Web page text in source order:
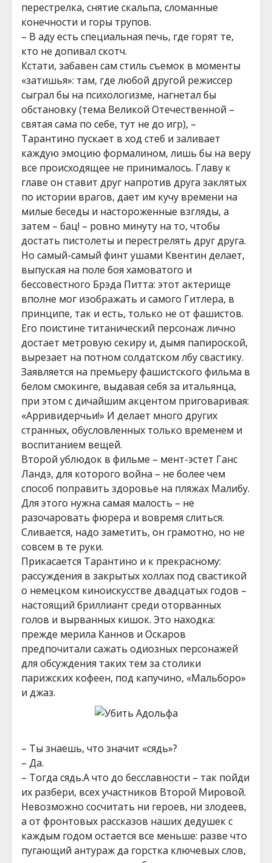
перестрелка, снятие скальпа, сломанные
конечности и горы трупов.
– В аду есть специальная печь, где горят те,
кто не допивал скотч.
Кстати, забавен сам стиль съемок в моменты
«затишья»: там, где любой другой режиссер
сыграл бы на психологизме, нагнетал бы
обстановку (тема Великой Отечественной –
святая сама по себе, тут не до игр), –
Тарантино пускает в ход стеб и заливает
каждую эмоцию формалином, лишь бы на веру
все происходящее не принималось. Главу к
главе он ставит друг напротив друга заклятых
по истории врагов, дает им кучу времени на
милые беседы и настороженные взгляды, а
затем – бац! – ровно минуту на то, чтобы
достать пистолеты и перестрелять друг друга.
Но самый-самый финт ушами Квентин делает,
выпуская на поле боя хамоватого и
бессовестного Брэда Питта: этот актерище
вполне мог изображать и самого Гитлера, в
принципе, так и есть, только не от фашистов.
Его поистине титанический персонаж лично
достает метровую секиру и, дымя папироской,
вырезает на потном солдатском лбу свастику.
Заявляется на премьеру фашистского фильма в
белом смокинге, выдавая себя за итальянца,
при этом с дичайшим акцентом приговаривая:
«Арривидерчьи!» И делает много других
странных, обусловленных только временем и
воспитанием вещей.
Второй ублюдок в фильме – мент-эстет Ганс
Ландэ, для которого война – не более чем
способ поправить здоровье на пляжах Малибу.
Для этого нужна самая малость – не
разочаровать фюрера и вовремя слиться.
Сливается, надо заметить, он грамотно, но не
совсем в те руки.
Прикасается Тарантино и к прекрасному:
рассуждения в закрытых холлах под свастикой
о немецком киноискусстве двадцатых годов –
настоящий бриллиант среди оторванных
голов и вырванных кишок. Это находка:
прежде мерила Каннов и Оскаров
предпочитали сажать одиозных персонажей
для обсуждения таких тем за столики
парижских кофеен, под капучино, «Мальборо»
и джаз.
– Ты знаешь, что значит «сядь»?
– Да.
– Тогда сядь.А что до бесславности – так пойди
их разбери, всех участников Второй Мировой.
Невозможно сосчитать ни героев, ни злодеев,
а от фронтовых рассказов наших дедушек с
каждым годом остается все меньше: разве что
пугающий антураж да горстка ключевых слов,